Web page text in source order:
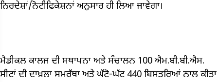
ਨਿਰਦੇਸ਼ਾਂ/ਨੋਟੀਫਿਕੇਸ਼ਨਾਂ ਅਨੁਸਾਰ ਹੀ ਲਿਆ ਜਾਵੇਗਾ।
ਮੈਡੀਕਲ ਕਾਲਜ ਦੀ ਸਥਾਪਨਾ ਅਤੇ ਸੰਚਾਲਨ 100 ਐਮ.ਬੀ.ਬੀ.ਐਸ.
ਸੀਟਾਂ ਦੀ ਦਾਖ਼ਲਾ ਸਮਰੱਥਾ ਅਤੇ ਘੱਟੋ-ਘੱਟ 440 ਬਿਸਤਰਿਆਂ ਨਾਲ ਕੀਤਾ